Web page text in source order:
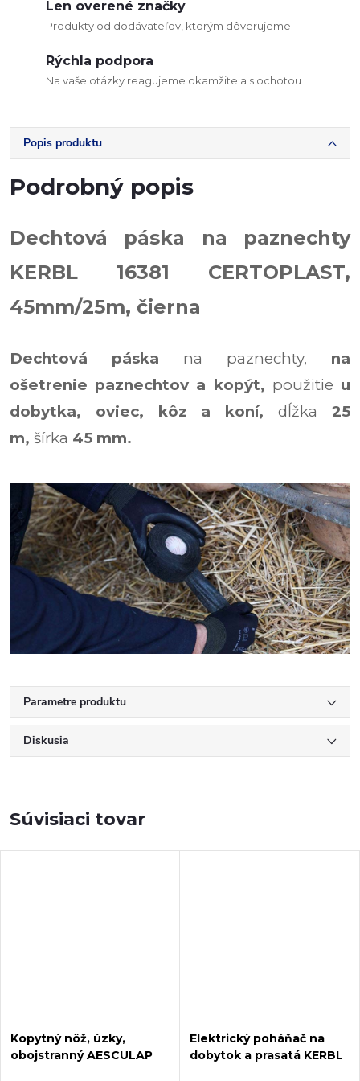
Len overené značky
Produkty od dodávateľov, ktorým dôverujeme.
Rýchla podpora
Na vaše otázky reagujeme okamžite a s ochotou
Popis produktu
Podrobný popis
Dechtová páska na paznechty
KERBL 16381 CERTOPLAST,
45mm/25m, čierna
Dechtová páska na paznechty, na
ošetrenie paznechtov a kopýt, použitie u
dobytka, oviec, kôz a koní,dĺžka25
m, šírka 45 mm.
Parametre produktu
Diskusia
Súvisiaci tovar
Kopytný nôž, úzky,
obojstranný AESCULAP
Elektrický poháňač na
dobytok a prasatá KERBL